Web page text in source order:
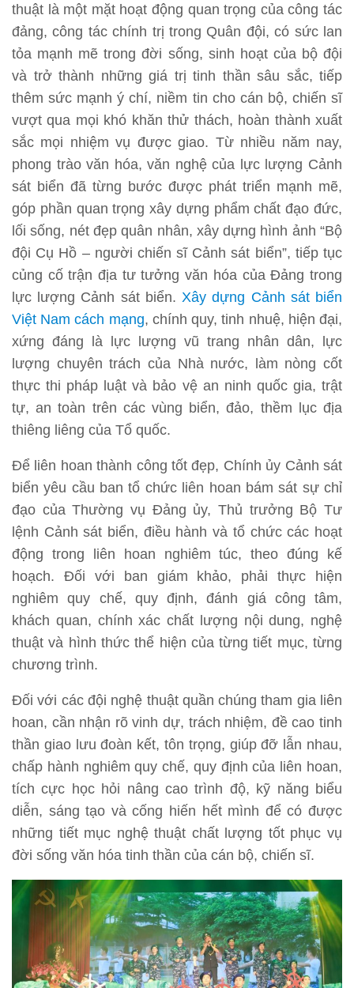
thuật là một mặt hoạt động quan trọng của công tác
đảng, công tác chính trị trong Quân đội, có sức lan
tỏa mạnh mẽ trong đời sống, sinh hoạt của bộ đội
và trở thành những giá trị tinh thần sâu sắc, tiếp
thêm sức mạnh ý chí, niềm tin cho cán bộ, chiến sĩ
vượt qua mọi khó khăn thử thách, hoàn thành xuất
sắc mọi nhiệm vụ được giao. Từ nhiều năm nay,
phong trào văn hóa, văn nghệ của lực lượng Cảnh
sát biển đã từng bước được phát triển mạnh mẽ,
góp phần quan trọng xây dựng phẩm chất đạo đức,
lối sống, nét đẹp quân nhân, xây dựng hình ảnh “Bộ
đội Cụ Hồ – người chiến sĩ Cảnh sát biển”, tiếp tục
củng cố trận địa tư tưởng văn hóa của Đảng trong
lực lượng Cảnh sát biển. Xây dựng Cảnh sát biển
Việt Nam cách mạng, chính quy, tinh nhuệ, hiện đại,
xứng đáng là lực lượng vũ trang nhân dân, lực
lượng chuyên trách của Nhà nước, làm nòng cốt
thực thi pháp luật và bảo vệ an ninh quốc gia, trật
tự, an toàn trên các vùng biển, đảo, thềm lục địa
thiêng liêng của Tổ quốc.
Để liên hoan thành công tốt đẹp, Chính ủy Cảnh sát
biển yêu cầu ban tổ chức liên hoan bám sát sự chỉ
đạo của Thường vụ Đảng ủy, Thủ trưởng Bộ Tư
lệnh Cảnh sát biển, điều hành và tổ chức các hoạt
động trong liên hoan nghiêm túc, theo đúng kế
hoạch. Đối với ban giám khảo, phải thực hiện
nghiêm quy chế, quy định, đánh giá công tâm,
khách quan, chính xác chất lượng nội dung, nghệ
thuật và hình thức thể hiện của từng tiết mục, từng
chương trình.
Đối với các đội nghệ thuật quần chúng tham gia liên
hoan, cần nhận rõ vinh dự, trách nhiệm, đề cao tinh
thần giao lưu đoàn kết, tôn trọng, giúp đỡ lẫn nhau,
chấp hành nghiêm quy chế, quy định của liên hoan,
tích cực học hỏi nâng cao trình độ, kỹ năng biểu
diễn, sáng tạo và cống hiến hết mình để có được
những tiết mục nghệ thuật chất lượng tốt phục vụ
đời sống văn hóa tinh thần của cán bộ, chiến sĩ.